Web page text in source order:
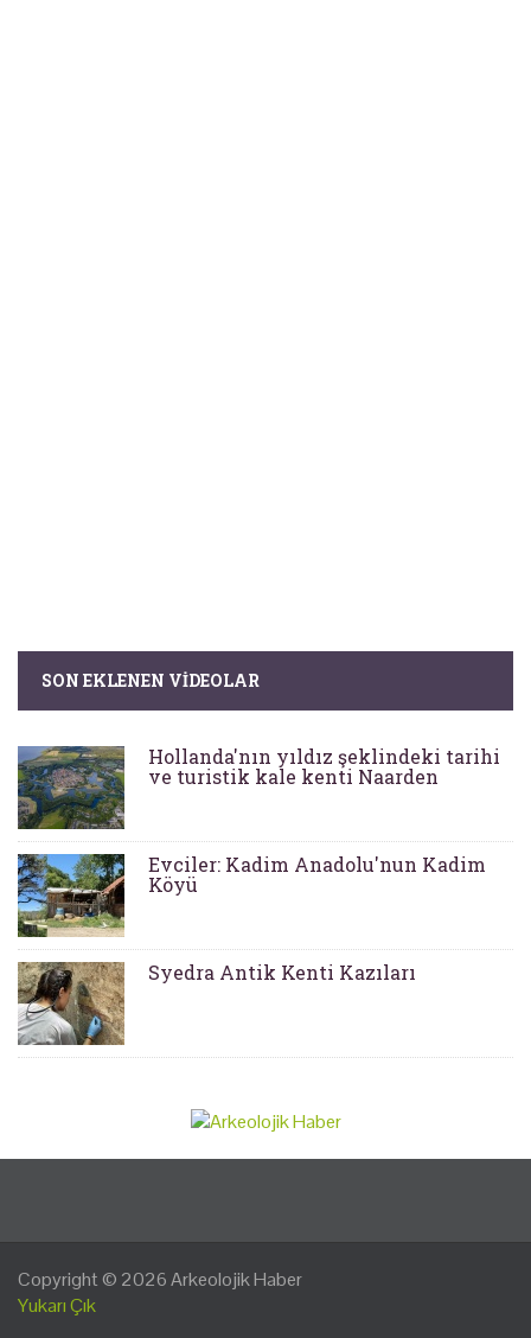
SON EKLENEN VIDEOLAR
Hollanda'nın yıldız şeklindeki tarihi
ve turistik kale kenti Naarden
Evciler: Kadim Anadolu'nun Kadim
Köyü
Syedra Antik Kenti Kazıları
Copyright © 2026Arkeolojik Haber
Yukarı Çık